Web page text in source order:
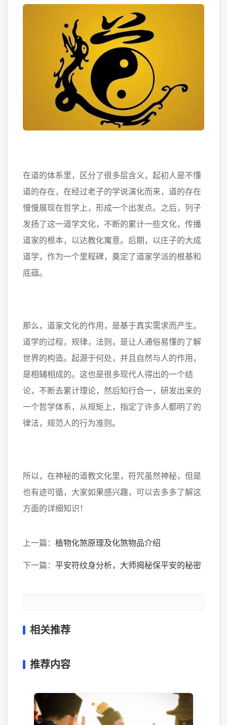
在道的体系里，区分了很多层含义，起初人是不懂
道的存在，在经过老子的学说演化而来，道的存在
慢慢展现在哲学上，形成一个出发点。之后，列子
发扬了这一道学文化，不断的累计一些文化，传播
道家的根本，以达教化寓意。后期，以庄子的大成
道学，作为一个里程碑，奠定了道家学派的根基和
底蕴。
那么，道家文化的作用，是基于真实需求而产生。
道学的过程，规律，法则，是让人通俗易懂的了解
世界的构造。起源于何处，并且自然与人的作用，
是相辅相成的。这也是很多现代人得出的一个结
论，不断去累计理论，然后知行合一，研发出来的
一个哲学体系，从规矩上，指定了许多人都明了的
律法，规范人的行为准则。
所以，在神秘的道教文化里，符咒虽然神秘，但是
也有迹可循，大家如果感兴趣，可以去多多了解这
方面的详细知识！
上一篇： 植物化煞原理及化煞物品介绍
下一篇： 平安符纹身分析，大师揭秘保平安的秘密
相关推荐
推荐内容